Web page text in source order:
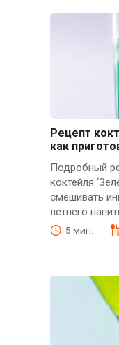
Рецепт
как
Подробный
коктейля
смешивать
летнего
5 мин.